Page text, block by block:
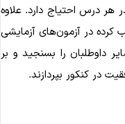
درس احتیاج دارد. علاوه
کرده در آزمون‌های آزمایشی
داوطلبان را بسنجید و بر
در کنکور بپردازند.